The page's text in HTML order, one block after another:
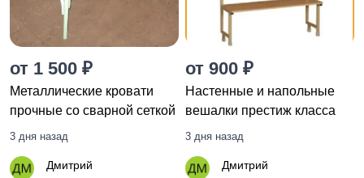
от 1 500 ₽
Металлические кровати
прочные со сварной сеткой
3 дня назад
Дмитрий
от 900 ₽
Настенные и напольные
вешалки престиж класса
3 дня назад
Дмитрий